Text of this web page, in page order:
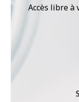
Accès libre à